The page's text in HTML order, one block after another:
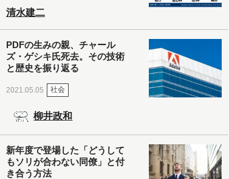
清水建二
PDFの生みの親、チャール
ズ・ゲシキ氏死去。その技術
と歴史を振り返る
2021.05.05 社会
柳井政和
新年度で登場した「どうして
もソリが合わない同僚」と付
き合う方法